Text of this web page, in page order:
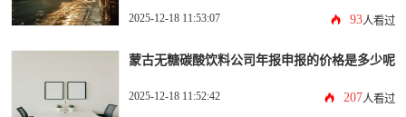
2025-12-18 11:53:07 93人看过
蒙古无糖碳酸饮料公司年报申报的价格是多少呢
2025-12-18 11:52:42 207人看过